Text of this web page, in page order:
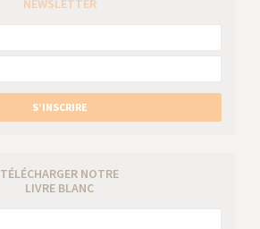
NEWSLETTER
S’INSCRIRE
TÉLÉCHARGER NOTRE
LIVRE BLANC